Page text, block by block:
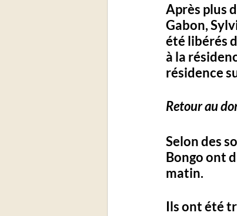
Après plus
Gabon,
été libérés
à la
résidence
Retour au
Selon des
Bongo ont
matin.
Ils ont été